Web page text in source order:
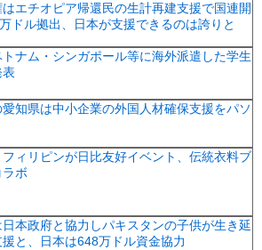
はエチオピア帰還民の生計再建支援で国連開
ドル拠出、日本が支援できるのは誇りと
ナム・シンガポール等に海外派遣した学生
表
知県は中小企業の外国人材確保支援をパソ
ィリピンが日比友好イベント、伝統衣料ブ
ボ
本政府と協力しパキスタンの子供が生き延
と、日本は648万ドル資金協力